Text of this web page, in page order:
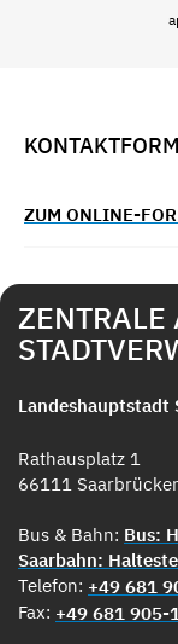
ZUM ONLINE-
ZENTRALE
Landeshauptstadt
Rathausplatz 1
66111
Bus & Bahn: Bus:
Saarbahn:
Telefon: +49 681
Fax: +49 681 905-